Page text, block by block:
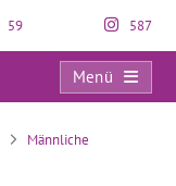
59 587
Menü
Männliche